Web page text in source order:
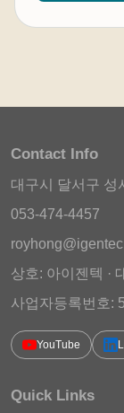
Contact Info
대구시 달서구 성
053-474-4457
상호: 아이젠텍 ·
사업자등록번호:
YouTube
Quick Links